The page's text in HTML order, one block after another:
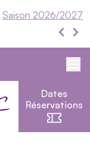
Saison 2026/2027
NOUVEL ONGLET
Dates
Réservations